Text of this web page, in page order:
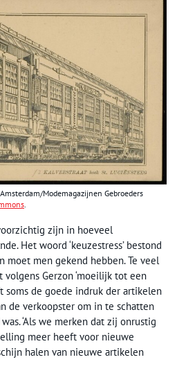
Modemagazijnen Gebroeders
zijn in hoeveel
Het woord ‘keuzestress’ bestond
moet men gekend hebben. Te veel
Gerzon ‘moeilijk tot een
soms de goede indruk der artikelen
de verkoopster om in te schatten
‘Als we merken dat zij onrustig
meer heeft voor nieuwe
halen van nieuwe artikelen